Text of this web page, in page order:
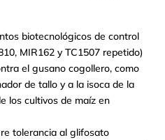
biotecnológicos de control
MIR162 y TC1507 repetido)
el gusano cogollero, como
de tallo y a la isoca de la
los cultivos de maíz en
tolerancia al glifosato